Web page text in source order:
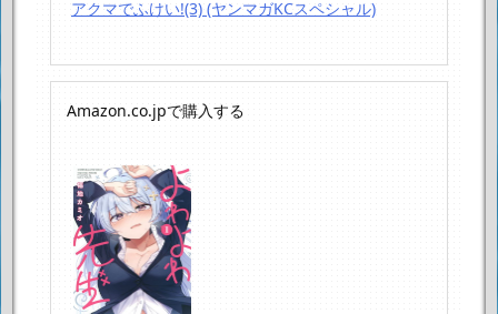
アクマでふけい!(3) (ヤンマガKCスペシャル)
Amazon.co.jpで購入する